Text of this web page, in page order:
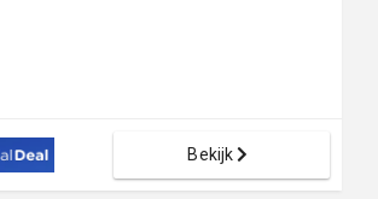
Bekijk